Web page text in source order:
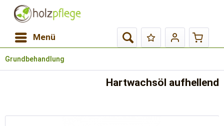
Menü
Grundbehandlung
Hartwachsöl aufhellend